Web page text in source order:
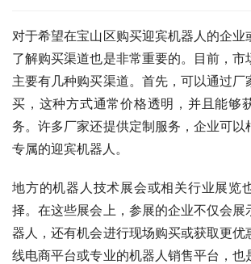
对于希望在宝山区购买迎宾机器人的企业
了解购买渠道也是非常重要的。目前，市
主要有几种购买渠道。首先，可以通过厂
买，这种方式通常价格透明，并且能够
务。许多厂家还提供定制服务，企业可以
专属的迎宾机器人。
地方的机器人技术展会或相关行业展览
择。在这些展会上，参展的企业不仅会展
器人，还有机会进行现场购买或获取更优
线电商平台或专业的机器人销售平台，也